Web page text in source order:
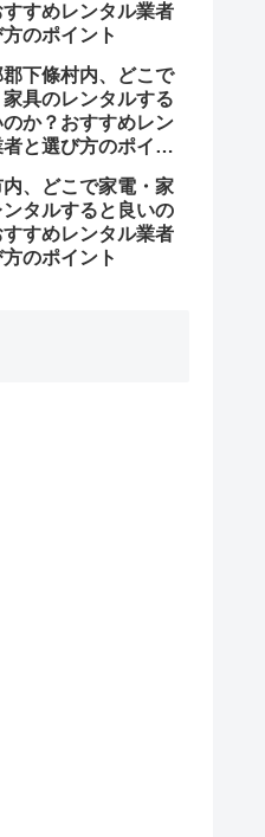
すめレンタル業者
のポイント
下條村内、どこで
具のレンタルする
のか？おすすめレン
と選び方のポイン
、どこで家電・家
タルすると良いの
すめレンタル業者
のポイント